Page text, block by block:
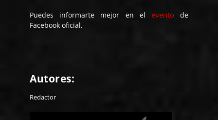
Puedes informarte mejor en el eventode
Facebook oficial.
Autores:
Redactor